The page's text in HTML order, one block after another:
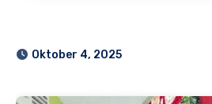
Oktober 4, 2025